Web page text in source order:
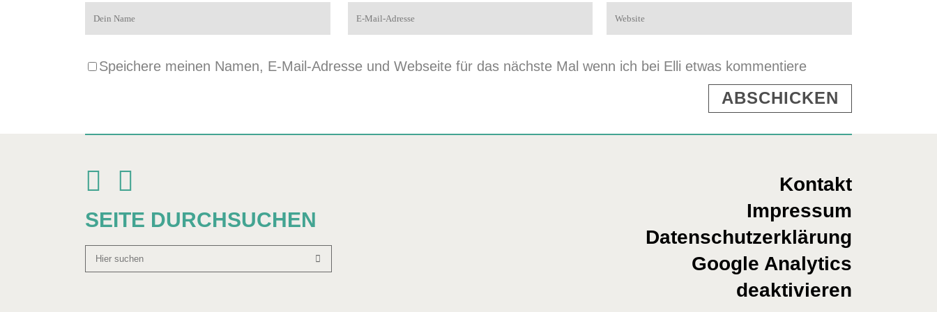
Speichere meinen Namen, E-Mail-Adresse und Webseite für das nächste Mal wenn ich bei Elli etwas kommentiere
SEITE DURCHSUCHEN
Kontakt
Impressum
Datenschutzerklärung
Google Analytics
deaktivieren